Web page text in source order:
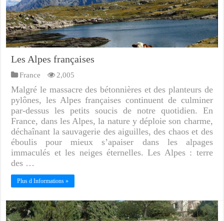
Les Alpes françaises
France 2,005
Malgré le massacre des bétonnières et des planteurs de
pylônes, les Alpes françaises continuent de culminer
par-dessus les petits soucis de notre quotidien. En
France, dans les Alpes, la nature y déploie son charme,
déchaînant la sauvagerie des aiguilles, des chaos et des
éboulis pour mieux s’apaiser dans les alpages
immaculés et les neiges éternelles. Les Alpes : terre
des …
Plus d Informations »